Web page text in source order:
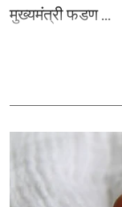
मुख्यमंत्री फडण ...